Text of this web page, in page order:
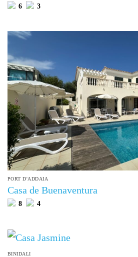
6 3
PORT D'ADDAIA
Casa de Buenaventura
8 4
BINIDALI